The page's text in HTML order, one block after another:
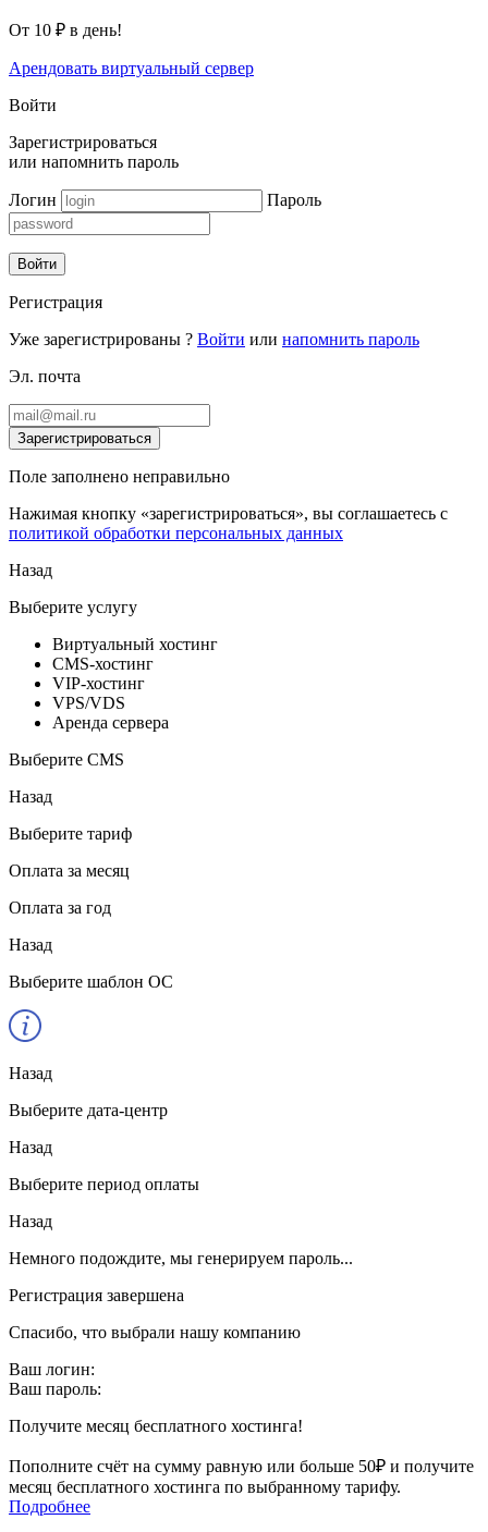
От 10 ₽ в день!
Арендовать виртуальный сервер
Войти
Зарегистрироваться
или напомнить пароль
Логин Пароль
Войти
Регистрация
Уже зарегистрированы ? Войти или напомнить пароль
Эл. почта
Зарегистрироваться
Поле заполнено неправильно
Нажимая кнопку «зарегистрироваться», вы соглашаетесь с
политикой обработки персональных данных
Назад
Выберите услугу
Виртуальный хостинг
CMS-хостинг
VIP-хостинг
VPS/VDS
Аренда сервера
Выберите CMS
Назад
Выберите тариф
Оплата за месяц
Оплата за год
Назад
Выберите шаблон ОС
Назад
Выберите дата-центр
Назад
Выберите период оплаты
Назад
Немного подождите, мы генерируем пароль...
Регистрация завершена
Спасибо, что выбрали нашу компанию
Ваш логин:
Ваш пароль:
Получите месяц бесплатного хостинга!
Пополните счёт на сумму равную или больше 50₽ и получите
месяц бесплатного хостинга по выбранному тарифу.
Подробнее